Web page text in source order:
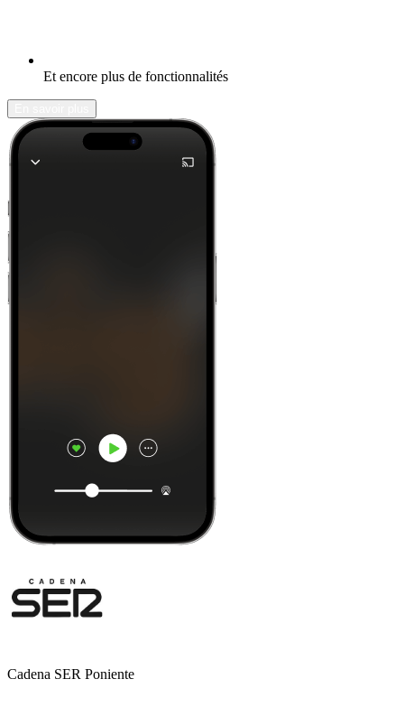
Et encore plus de fonctionnalités
Cadena SER Poniente